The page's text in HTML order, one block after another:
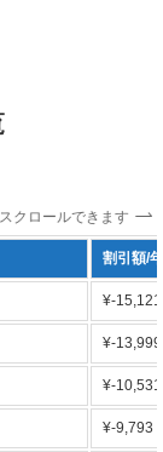
スクロールできます
割引額/年
¥-15,121
¥-13,999
¥-10,531
¥-9,793